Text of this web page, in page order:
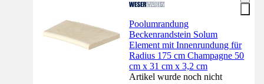
Poolumrandung
Beckenrandstein Solum
Element mit Innenrundung für
Radius 175 cm Champagne 50
cm x 31 cm x 3,2 cm
Artikel wurde noch nicht